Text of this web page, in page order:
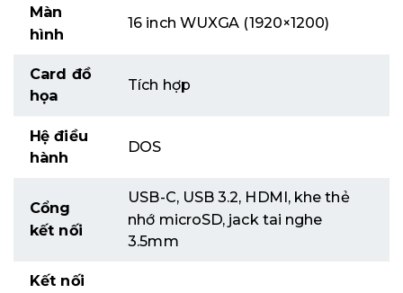
Màn
hình
16 inch WUXGA (1920×1200)
Card đồ
họa
Tích hợp
Hệ điều
hành
DOS
Cổng
kết nối
USB-C, USB 3.2, HDMI, khe thẻ
nhớ microSD, jack tai nghe
3.5mm
Kết nối